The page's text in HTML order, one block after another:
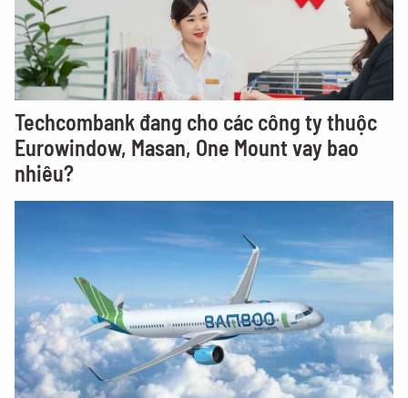
Techcombank đang cho các công ty thuộc
Eurowindow, Masan, One Mount vay bao
nhiêu?